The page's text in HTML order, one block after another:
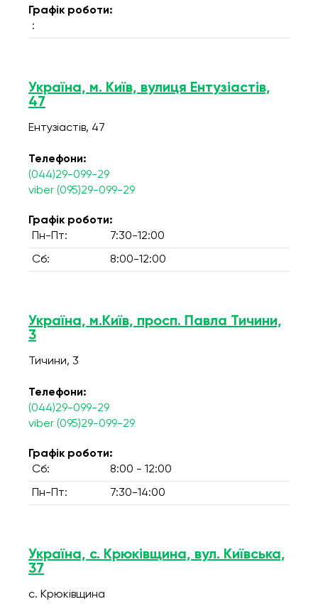
Графік роботи:
:
Україна, м. Київ, вулиця Ентузіастів,
47
Ентузіастів, 47
Телефони:
(044)29-099-29
viber (095)29-099-29
Графік роботи:
Пн-Пт:
7:30-12:00
Сб: 8:00-12:00
Україна, м.Київ, просп. Павла Тичини,
3
Тичини, 3
Телефони:
(044)29-099-29
viber (095)29-099-29
Графік роботи:
Сб:
8:00 - 12:00
Пн-Пт: 7:30-14:00
Україна, с. Крюківщина, вул. Київська,
37
с. Крюківщина